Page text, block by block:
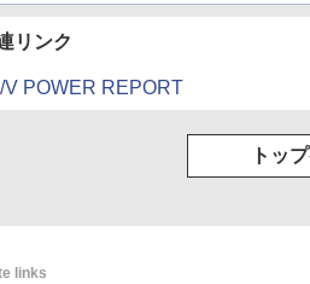
リンク
V POWER REPORT
トッ
links